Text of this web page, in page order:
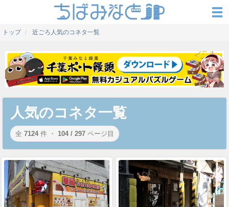
トップ 近ごろ人気のコネタ一覧
人気のコネタ一覧
全 7124 件 ・ 104 / 297 ページ目